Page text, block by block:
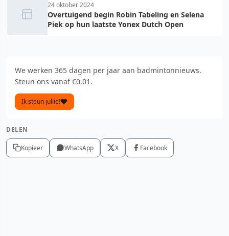
24 oktober 2024
Overtuigend begin Robin Tabeling en Selena
Piek op hun laatste Yonex Dutch Open
We werken 365 dagen per jaar aan badmintonnieuws.
Steun ons vanaf €0,01.
Ik steun jullie!
DELEN
Kopieer WhatsApp X Facebook